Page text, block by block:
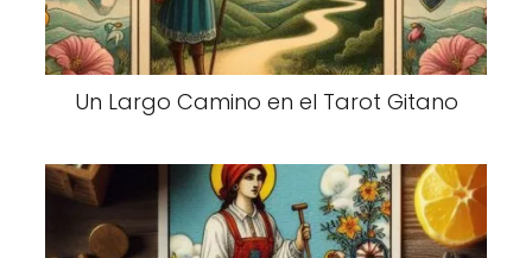
Un Largo Camino en el Tarot Gitano